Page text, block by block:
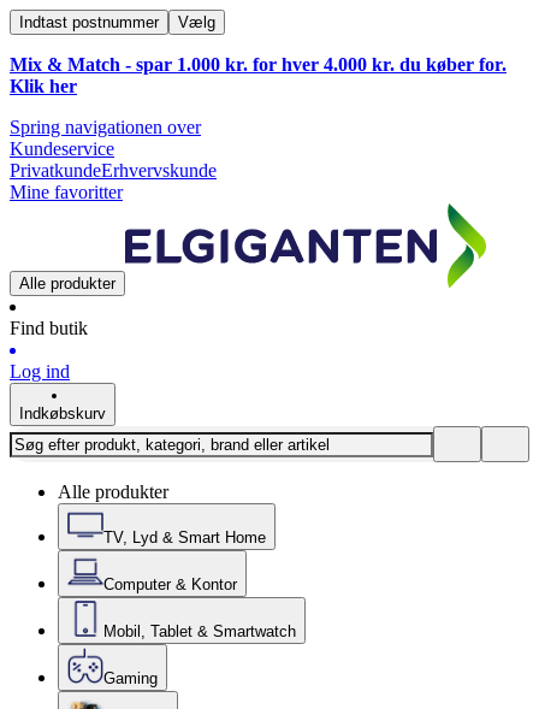
Indtast postnummer Vælg
Mix & Match - spar 1.000 kr. for hver 4.000 kr. du køber for.
Klik her
Spring navigationen over
Kundeservice
PrivatkundeErhvervskunde
Mine favoritter
Alle produkter
Find butik
Log ind
Indkøbskurv
Alle produkter
TV, Lyd & Smart Home
Computer & Kontor
Mobil, Tablet & Smartwatch
Gaming